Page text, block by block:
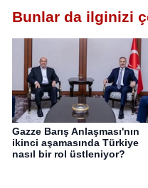
Bunlar da ilginizi
Gazze Barış Anlaşması'nın
ikinci aşamasında Türkiye
nasıl bir rol üstleniyor?